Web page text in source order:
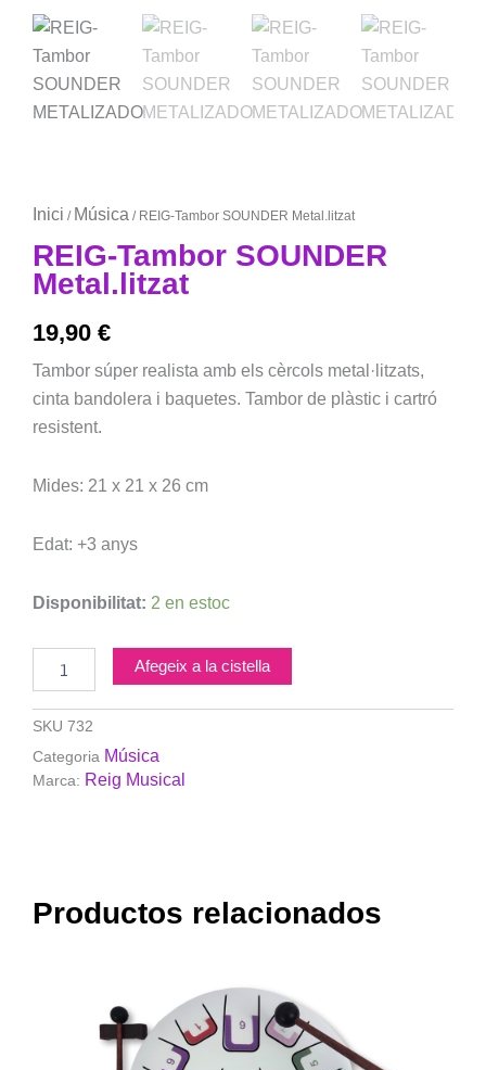
Inici / Música / REIG-Tambor SOUNDER Metal.litzat
REIG-Tambor SOUNDER
Metal.litzat
19,90 €
Tambor súper realista amb els cèrcols metal·litzats,
cinta bandolera i baquetes. Tambor de plàstic i cartró
resistent.
Mides: 21 x 21 x 26 cm
Edat: +3 anys
Disponibilitat: 2 en estoc
quantitat
Tambor
Metal.litzat
Afegeix a la cistella
SKU 732
Categoria Música
Marca: Reig Musical
Productos relacionados